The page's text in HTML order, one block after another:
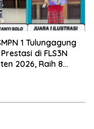
1 Tulungagung
di FLS3N
2026, Raih 8